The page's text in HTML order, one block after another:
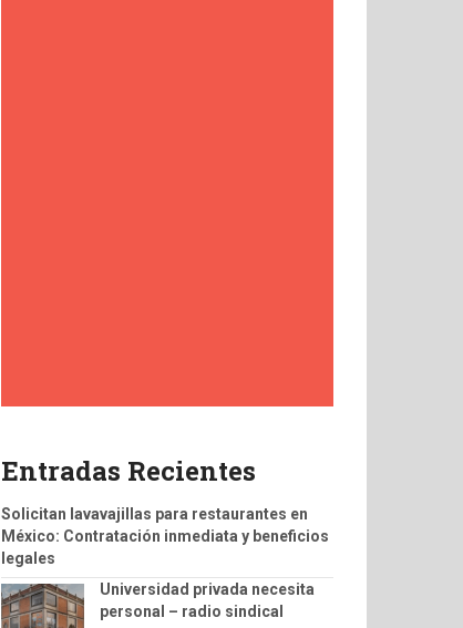
Entradas Recientes
Solicitan lavavajillas para restaurantes en
México: Contratación inmediata y beneficios
legales
Universidad privada necesita
personal – radio sindical